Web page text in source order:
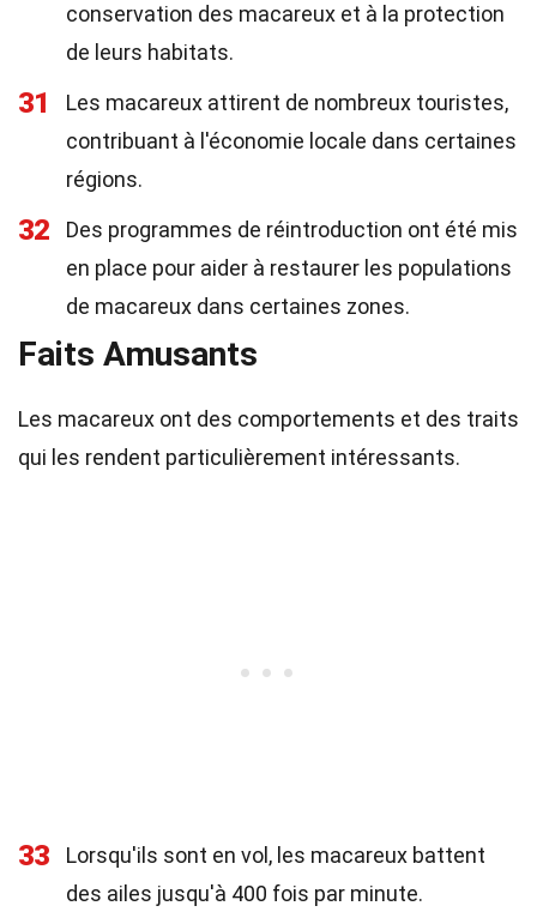
conservation des macareux et à la protection
de leurs habitats.
31
Les macareux attirent de nombreux touristes,
contribuant à l'économie locale dans certaines
régions.
32
Des programmes de réintroduction ont été mis
en place pour aider à restaurer les populations
de macareux dans certaines zones.
Faits Amusants
Les macareux ont des comportements et des traits
qui les rendent particulièrement intéressants.
33
Lorsqu'ils sont en vol, les macareux battent
des ailes jusqu'à 400 fois par minute.